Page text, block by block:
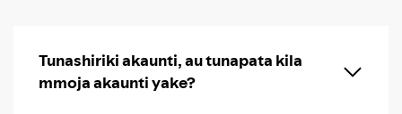
Tunashiriki akaunti, au tunapata kila
mmoja akaunti yake?